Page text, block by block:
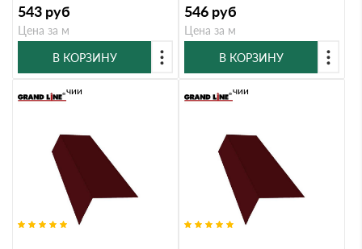
543 руб
Цена за м
В КОРЗИНУ
546 руб
Цена за м
В КОРЗИНУ
В наличии В наличии